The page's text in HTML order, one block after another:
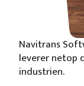
Navitrans
leverer netop
industrien.